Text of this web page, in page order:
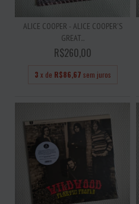
ALICE COOPER - ALICE COOPER'S
GREAT...
R$260,00
3 x de R$86,67 sem juros